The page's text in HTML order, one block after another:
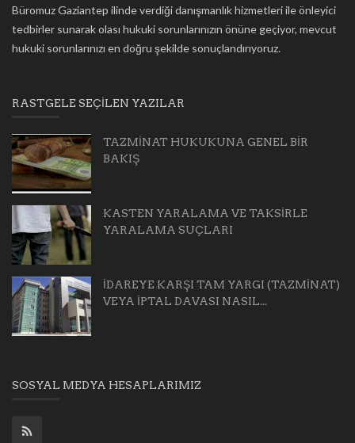
Büromuz Gaziantep ilinde verdiği danışmanlık hizmetleri ile önleyici
tedbirler sunarak olası hukuki sorunlarınızın önüne geçiyor, mevcut
hukuki sorunlarınızı en doğru şekilde sonuçlandırıyoruz.
RASTGELE SEÇILEN YAZILAR
TAZMİNAT HUKUKUNA GENEL BİR
BAKIŞ
KASTEN YARALAMA VE TAKSİRLE
YARALAMA SUÇLARI
İDAREYE KARŞI TAM YARGI (TAZMİNAT)
VEYA İPTAL DAVASI NASIL...
SOSYAL MEDYA HESAPLARIMIZ